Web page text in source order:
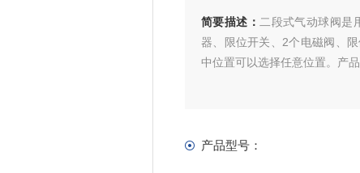
简要描述： 二段式气动球阀是
器、限位开关、2个电磁阀、限
中位置可以选择任意位置。产
产品型号：